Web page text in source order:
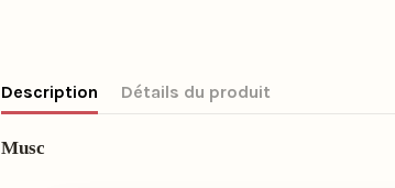
Description Détails du produit
Musc